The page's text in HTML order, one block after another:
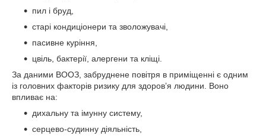
пил і бруд,
старі кондиціонери та зволожувачі,
пасивне куріння,
цвіль, бактерії, алергени та кліщі.
За даними ВООЗ, забруднене повітря в приміщенні є одним
із головних факторів ризику для здоров’я людини. Воно
впливає на:
дихальну та імунну систему,
серцево-судинну діяльність,